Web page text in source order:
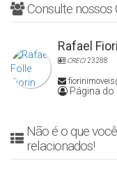
Consulte nossos
Rafael
CRECI23288
Página
Não é o que
relacionados!